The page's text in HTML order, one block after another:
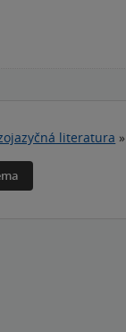
literatura »